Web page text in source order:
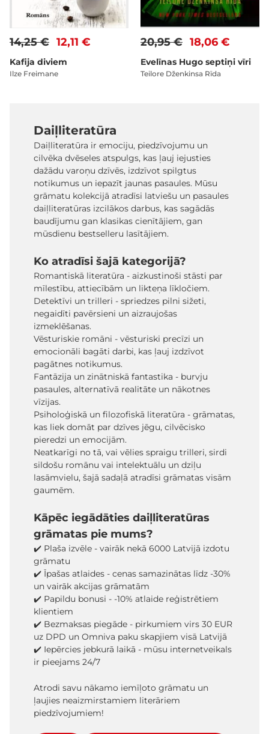
12,11 €
14,25 €
Kafija diviem
Ilze Freimane
18,06 €
20,95 €
Evelīnas Hugo septiņi vīri
Teilore Dženkinsa Rīda
Daiļliteratūra
Daiļliteratūra ir emociju, piedzīvojumu un
cilvēka dvēseles atspulgs, kas ļauj iejusties
dažādu varoņu dzīvēs, izdzīvot spilgtus
notikumus un iepazīt jaunas pasaules. Mūsu
grāmatu kolekcijā atradīsi latviešu un pasaules
daiļliteratūras izcilākos darbus, kas sagādās
baudījumu gan klasikas cienītājiem, gan
mūsdienu bestselleru lasītājiem.
Ko atradīsi šajā kategorijā?
Romantiskā literatūra - aizkustinoši stāsti par
mīlestību, attiecībām un likteņa līkločiem.
Detektīvi un trilleri - spriedzes pilni sižeti,
negaidīti pavērsieni un aizraujošas
izmeklēšanas.
Vēsturiskie romāni - vēsturiski precīzi un
emocionāli bagāti darbi, kas ļauj izdzīvot
pagātnes notikumus.
Fantāzija un zinātniskā fantastika - burvju
pasaules, alternatīvā realitāte un nākotnes
vīzijas.
Psiholoģiskā un filozofiskā literatūra - grāmatas,
kas liek domāt par dzīves jēgu, cilvēcisko
pieredzi un emocijām.
Neatkarīgi no tā, vai vēlies spraigu trilleri, sirdi
sildošu romānu vai intelektuālu un dziļu
lasāmvielu, šajā sadaļā atradīsi grāmatas visām
gaumēm.
Kāpēc iegādāties daiļliteratūras
grāmatas pie mums?
✔️ Plaša izvēle - vairāk nekā 6000 Latvijā izdotu
grāmatu
✔️ Īpašas atlaides - cenas samazinātas līdz -30%
un vairāk akcijas grāmatām
✔️ Papildu bonusi - -10% atlaide reģistrētiem
klientiem
✔️ Bezmaksas piegāde - pirkumiem virs 30 EUR
uz DPD un Omniva paku skapjiem visā Latvijā
✔️ Iepērcies jebkurā laikā - mūsu internetveikals
ir pieejams 24/7
Atrodi savu nākamo iemīļoto grāmatu un
ļaujies neaizmirstamiem literāriem
piedzīvojumiem!